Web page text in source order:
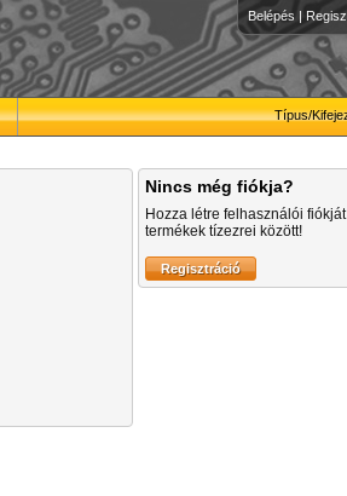
Belépés |
Típus/
Nincs még fiókja?
Hozza létre felhasználói
termékek tízezrei között!